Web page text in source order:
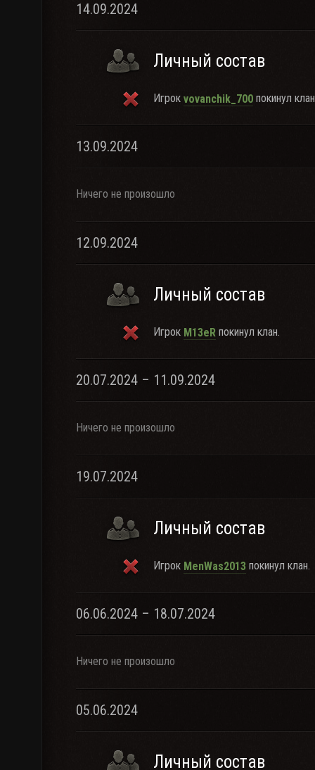
14.09.2024
Личный состав
Игрок vovanchik_700 покинул
13.09.2024
Ничего не произошло
12.09.2024
Личный состав
Игрок M13eR покинул клан.
20.07.2024 – 11.09.2024
Ничего не произошло
19.07.2024
Личный состав
Игрок MenWas2013 покинул клан.
06.06.2024 – 18.07.2024
Ничего не произошло
05.06.2024
Личный состав